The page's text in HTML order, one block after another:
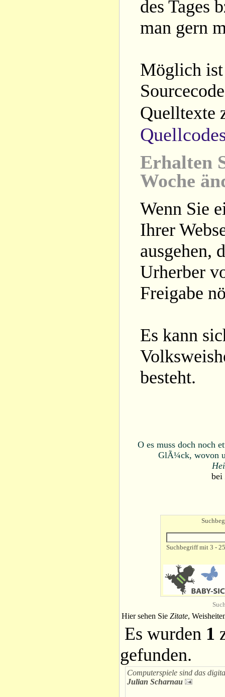
des Tages
man gern
Möglich ist
Quelltexte
Erhalten
Woche
Wenn Sie
Ihrer
ausgehen,
Urherber
Freigabe
Es kann
besteht.
O es muss doch noch
GlÃ¼ck, wovon
bei
Suchbegriff mit 3 -
Hier sehen Sie Zitate,
Es wurden 1
gefunden.
Computerspiele sind das
Julian Scharnau